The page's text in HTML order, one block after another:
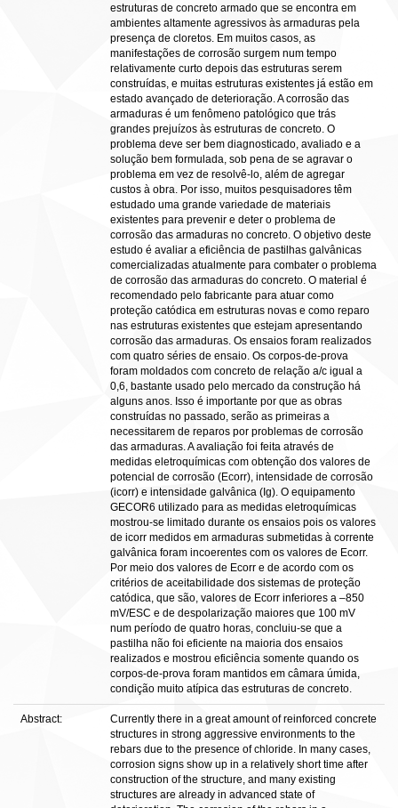
estruturas de concreto armado que se encontra em
ambientes altamente agressivos às armaduras pela
presença de cloretos. Em muitos casos, as
manifestações de corrosão surgem num tempo
relativamente curto depois das estruturas serem
construídas, e muitas estruturas existentes já estão em
estado avançado de deterioração. A corrosão das
armaduras é um fenômeno patológico que trás
grandes prejuízos às estruturas de concreto. O
problema deve ser bem diagnosticado, avaliado e a
solução bem formulada, sob pena de se agravar o
problema em vez de resolvê-lo, além de agregar
custos à obra. Por isso, muitos pesquisadores têm
estudado uma grande variedade de materiais
existentes para prevenir e deter o problema de
corrosão das armaduras no concreto. O objetivo deste
estudo é avaliar a eficiência de pastilhas galvânicas
comercializadas atualmente para combater o problema
de corrosão das armaduras do concreto. O material é
recomendado pelo fabricante para atuar como
proteção catódica em estruturas novas e como reparo
nas estruturas existentes que estejam apresentando
corrosão das armaduras. Os ensaios foram realizados
com quatro séries de ensaio. Os corpos-de-prova
foram moldados com concreto de relação a/c igual a
0,6, bastante usado pelo mercado da construção há
alguns anos. Isso é importante por que as obras
construídas no passado, serão as primeiras a
necessitarem de reparos por problemas de corrosão
das armaduras. A avaliação foi feita através de
medidas eletroquímicas com obtenção dos valores de
potencial de corrosão (Ecorr), intensidade de corrosão
(icorr) e intensidade galvânica (Ig). O equipamento
GECOR6 utilizado para as medidas eletroquímicas
mostrou-se limitado durante os ensaios pois os valores
de icorr medidos em armaduras submetidas à corrente
galvânica foram incoerentes com os valores de Ecorr.
Por meio dos valores de Ecorr e de acordo com os
critérios de aceitabilidade dos sistemas de proteção
catódica, que são, valores de Ecorr inferiores a –850
mV/ESC e de despolarização maiores que 100 mV
num período de quatro horas, concluiu-se que a
pastilha não foi eficiente na maioria dos ensaios
realizados e mostrou eficiência somente quando os
corpos-de-prova foram mantidos em câmara úmida,
condição muito atípica das estruturas de concreto.
Abstract:
Currently there in a great amount of reinforced concrete
structures in strong aggressive environments to the
rebars due to the presence of chloride. In many cases,
corrosion signs show up in a relatively short time after
construction of the structure, and many existing
structures are already in advanced state of